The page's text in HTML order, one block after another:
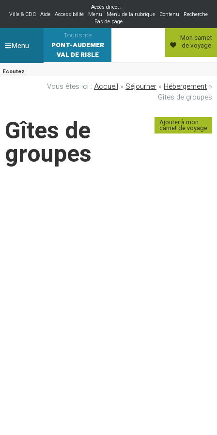
Accès direct :
Ville & CDC Aide Accessibilité Menu Menu de la rubrique Contenu
Recherche
Bas de page
Tourisme
PONT-AUDEMER
VAL DE RISLE
Ecoutez
Mon carnet
de voyage
Menu
Vous êtes ici : Accueil » Séjourner » Hébergement »
Gîtes de groupes
Ajouter à mon
carnet de voyage
Gîtes de
groupes